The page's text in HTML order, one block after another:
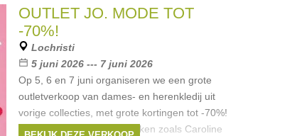
OUTLET JO. MODE TOT
-70%!
Lochristi
5 juni 2026 --- 7 juni 2026
Op 5, 6 en 7 juni organiseren we een grote
outletverkoop van dames- en herenkledij uit
vorige collecties, met grote kortingen tot -70%!
Voor de dames vind je merken zoals Caroline